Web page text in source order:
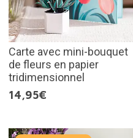
Carte avec mini-bouquet
de fleurs en papier
tridimensionnel
14,95€